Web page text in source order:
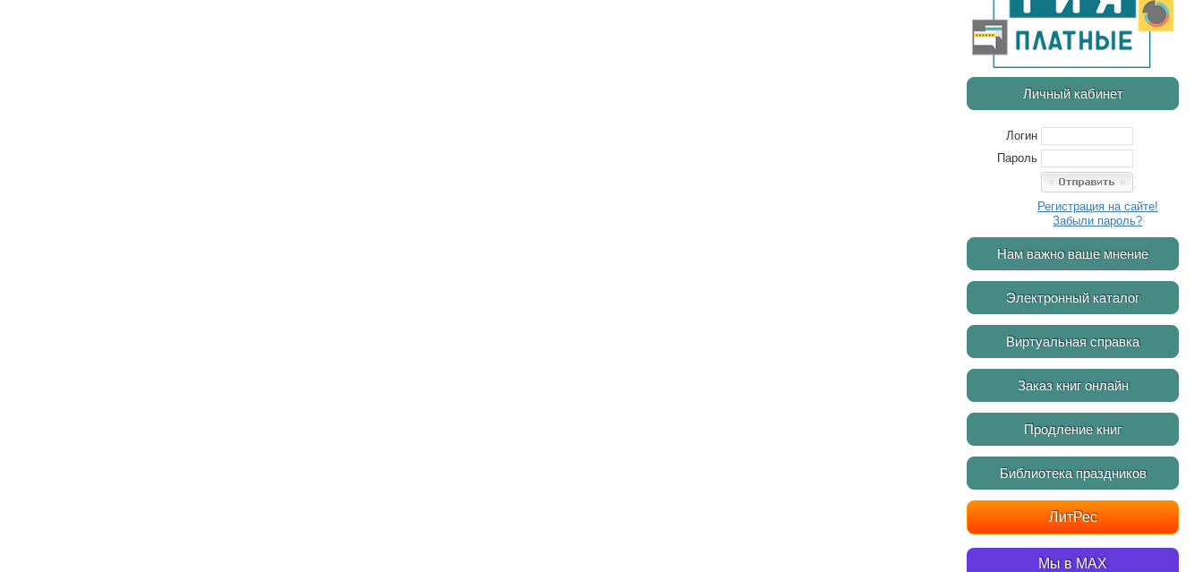
Личный кабинет
Логин
Пароль
Регистрация на сайте!
Забыли пароль?
Нам важно ваше мнение
Электронный каталог
Виртуальная справка
Заказ книг онлайн
Продление книг
Библиотека праздников
ЛитРес
Мы в MAX